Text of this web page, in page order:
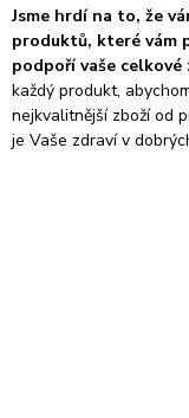
Jsme hrdí na to, že
produktů, které vám
podpoří vaše celkové
každý produkt,
nejkvalitnější zboží od
je Vaše zdraví v